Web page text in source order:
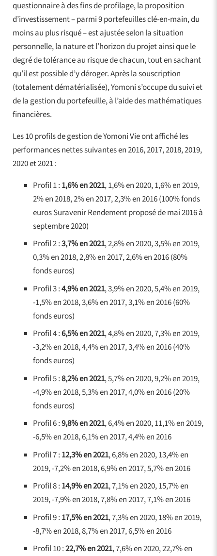
questionnaire à des fins de profilage, la proposition
d’investissement – parmi 9 portefeuilles clé-en-main, du
moins au plus risqué – est ajustée selon la situation
personnelle, la nature et l’horizon du projet ainsi que le
degré de tolérance au risque de chacun, tout en sachant
qu’il est possible d’y déroger. Après la souscription
(totalement dématérialisée), Yomoni s’occupe du suivi et
de la gestion du portefeuille, à l’aide des mathématiques
financières.
Les 10 profils de gestion de Yomoni Vie ont affiché les
performances nettes suivantes en 2016, 2017, 2018, 2019,
2020 et 2021 :
Profil 1 : 1,6% en 2021, 1,6% en 2020, 1,6% en 2019,
2% en 2018, 2% en 2017, 2,3% en 2016 (100% fonds
euros Suravenir Rendement proposé de mai 2016 à
septembre 2020)
Profil 2 :3,7% en 2021, 2,8% en 2020, 3,5% en 2019,
0,3% en 2018, 2,8% en 2017, 2,6% en 2016 (80%
fonds euros)
Profil 3 :4,9% en 2021, 3,9% en 2020, 5,4% en 2019,
-1,5% en 2018, 3,6% en 2017, 3,1% en 2016 (60%
fonds euros)
Profil 4 :6,5% en 2021, 4,8% en 2020, 7,3% en 2019,
-3,2% en 2018, 4,4% en 2017, 3,4% en 2016 (40%
fonds euros)
Profil 5 :8,2% en 2021, 5,7% en 2020, 9,2% en 2019,
-4,9% en 2018, 5,3% en 2017, 4,0% en 2016 (20%
fonds euros)
Profil 6 :9,8% en 2021, 6,4% en 2020, 11,1% en 2019,
-6,5% en 2018, 6,1% en 2017, 4,4% en 2016
Profil 7 : 12,3% en 2021, 6,8% en 2020, 13,4% en
2019, -7,2% en 2018, 6,9% en 2017, 5,7% en 2016
Profil 8 : 14,9% en 2021, 7,1% en 2020, 15,7% en
2019, -7,9% en 2018, 7,8% en 2017, 7,1% en 2016
Profil 9 : 17,5% en 2021, 7,3% en 2020, 18% en 2019,
-8,7% en 2018, 8,7% en 2017, 6,5% en 2016
Profil 10 :22,7% en 2021, 7,6% en 2020, 22,7% en